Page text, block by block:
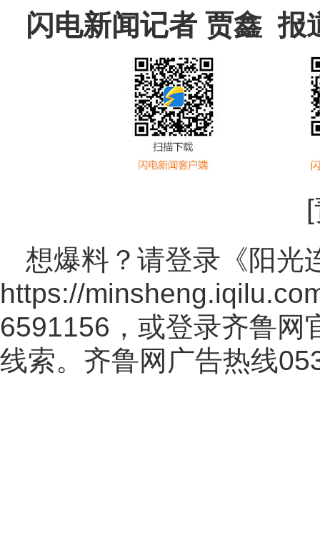
闪电新闻记者 贾鑫 报
想爆料？请登录《阳光
https://
6591156，或登录齐鲁网
线索。齐鲁网广告热线